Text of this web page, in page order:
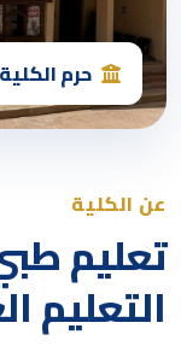
حرم
عن الكلية
تعليم
التعليم